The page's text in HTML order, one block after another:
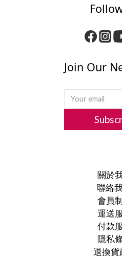
Join Our
關於
聯絡
會員
運送
付款
隱私
退換貨